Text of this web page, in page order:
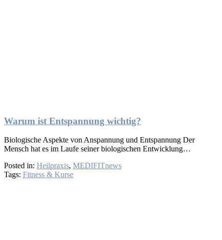
Warum ist Entspannung wichtig?
Biologische Aspekte von Anspannung und Entspannung Der
Mensch hat es im Laufe seiner biologischen Entwicklung…
Posted in: Heilpraxis, MEDIFITnews
Tags: Fitness & Kurse